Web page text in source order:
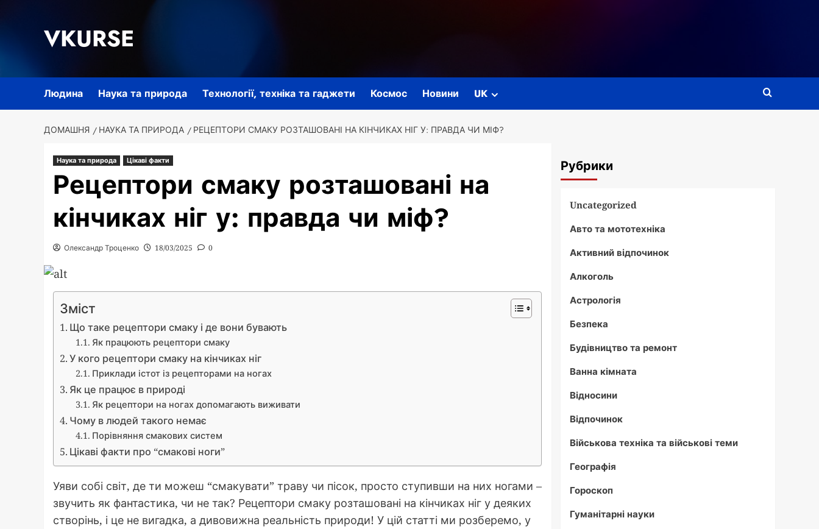
VKURSE
Людина Наука та природа Технології, техніка та гаджети Космос Новини UK
ДОМАШНЯ НАУКА ТА ПРИРОДА РЕЦЕПТОРИ СМАКУ РОЗТАШОВАНІ НА КІНЧИКАХ НІГ У: ПРАВДА ЧИ МІФ?
Наука та природа Цікаві факти
Рецептори смаку розташовані на
кінчиках ніг у: правда чи міф?
Олександр Троценко 18/03/2025 0
Зміст
Що таке рецептори смаку і де вони бувають
Як працюють рецептори смаку
У кого рецептори смаку на кінчиках ніг
Приклади істот із рецепторами на ногах
Як це працює в природі
Як рецептори на ногах допомагають виживати
Чому в людей такого немає
Порівняння смакових систем
Цікаві факти про “смакові ноги”
Уяви собі світ, де ти можеш “смакувати” траву чи пісок, просто ступивши на них ногами –
звучить як фантастика, чи не так? Рецептори смаку розташовані на кінчиках ніг у деяких
створінь, і це не вигадка, а дивовижна реальність природи! У цій статті ми розберемо, у
Рубрики
Uncategorized
Авто та мототехніка
Активний відпочинок
Алкоголь
Астрологія
Безпека
Будівництво та ремонт
Ванна кімната
Відносини
Відпочинок
Військова техніка та військові теми
Географія
Гороскоп
Гуманітарні науки